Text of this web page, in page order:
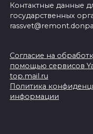
Контактные данные
государственных
Согласие на
помощью сервисов
top.mail.ru
Политика
информации